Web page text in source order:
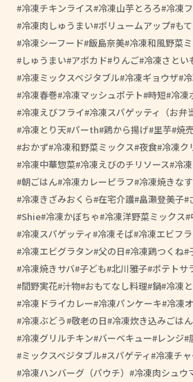
冷凍チキンライス 冷凍山芋とろろ 冷凍
冷凍肉しゅうまい ボリュームアップ も
冷凍シーフード 飯島奈美 冷凍和風野菜
しゅうまい アボカド りんご 冷凍さとい
冷凍ミックスベジタブル 冷凍ギョウザ
冷凍春巻 冷凍マッシュポテト 時短 冷凍
冷凍えびフライ 冷凍スパゲッティ（お弁
冷凍とり天 パーth 鶏から揚げ 里芋 焼
おかず 冷凍和野菜ミックス 夜食 冷凍ク
冷凍中華惣菜 冷凍えびのチリソース 冷
朝ごはん 冷凍カレーピラフ 冷凍焼きなす
冷凍きざみおくら 在宅介護 畠瀬登美子
Shie 冷凍かぼちゃ 冷凍洋野菜ミックス
冷凍スパゲッティ 冷凍そば 冷凍エビフ
冷凍エビグラタン 父の日 冷凍鶏つくね
冷凍焼きサバ 子ども 北川雅子 ポテトサ
間野実花 汁物 おもてなし料理 鍋 冷凍
冷凍ドライカレー 冷凍パンケーキ 冷凍
冷凍ぶどう 敬老の日 冷凍炊き込みごはん
冷凍グリルチキン バーベキュー レンジ
ミックスベジタブル スパゲティ 冷凍チ
冷凍ハンバーグ（パウチ）
冷凍肉シュウ